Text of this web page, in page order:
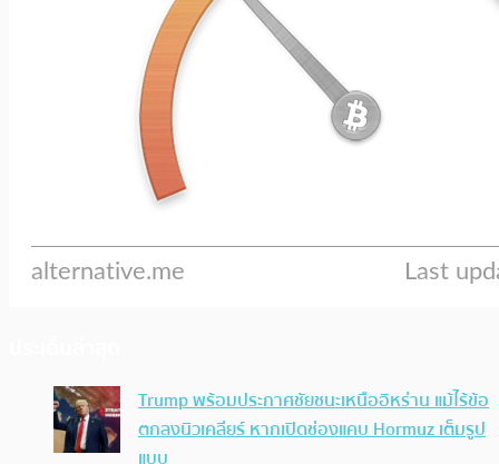
Trump พร้อมประกาศชัยชนะเหนืออิหร่าน แม้ไร้ข้อ
ตกลงนิวเคลียร์ หากเปิดช่องแคบ Hormuz เต็มรูป